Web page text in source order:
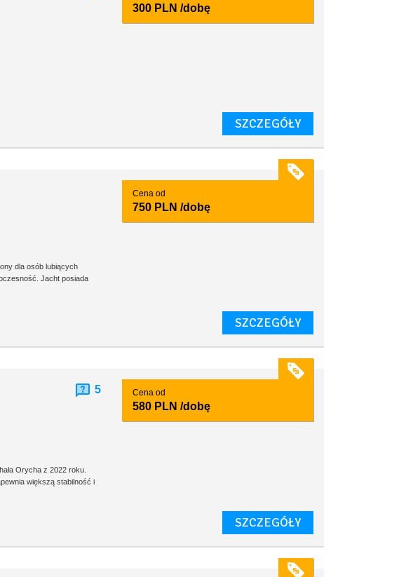
300 PLN /dobę
SZCZEGÓŁY
dla osób lubiących
Jacht posiada
Cena od
750 PLN /dobę
SZCZEGÓŁY
5
Orycha z 2022 roku.
większą stabilność i
Cena od
580 PLN /dobę
SZCZEGÓŁY